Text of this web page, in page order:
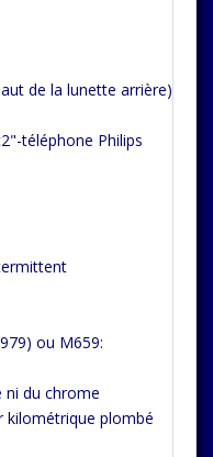
de la lunette arrière)
téléphone Philips
ou M659:
ni du chrome
kilométrique plombé